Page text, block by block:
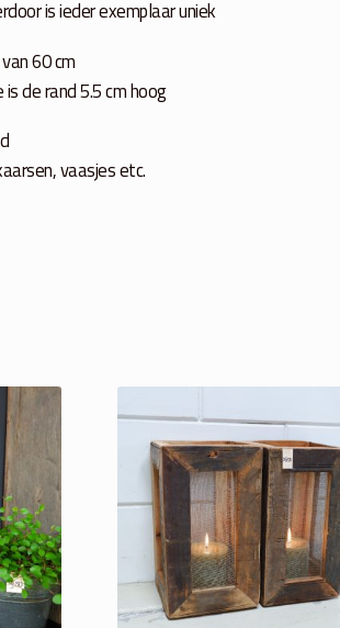
is ieder exemplaar uniek
60 cm
de rand 5.5 cm hoog
vaasjes etc.